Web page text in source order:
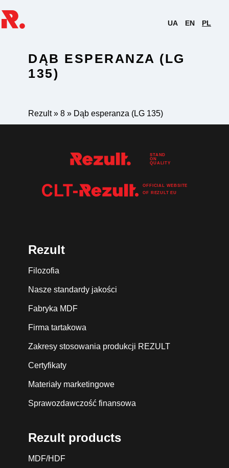
UA EN PL
DĄB ESPERANZA (LG
135)
Rezult» 8 » Dąb esperanza (LG 135)
STAND
ON
QUALITY
OFFICIAL WEBSITE
OF REZULT EU
Rezult
Filozofia
Nasze standardy jakości
Fabryka MDF
Firma tartakowa
Zakresy stosowania produkcji REZULT
Certyfikaty
Materiały marketingowe
Sprawozdawczość finansowa
Rezult products
MDF/HDF